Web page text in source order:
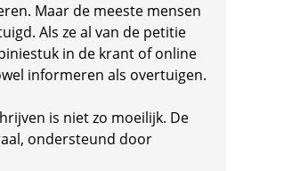
Maar de meeste mensen
Als ze al van de petitie
in de krant of online
informeren als overtuigen.
is niet zo moeilijk. De
ondersteund door